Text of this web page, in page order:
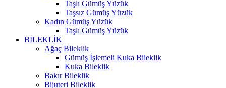
Taşlı Gümüş Yüzük
Taşsız Gümüş Yüzük
Kadın Gümüş Yüzük
Taşlı Gümüş Yüzük
BİLEKLİK
Ağaç Bileklik
Gümüş İşlemeli Kuka Bileklik
Kuka Bileklik
Bakır Bileklik
Bijuteri Bileklik